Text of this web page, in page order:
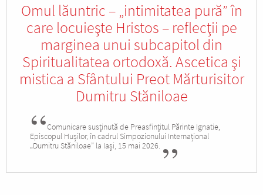
Omul lăuntric – „intimitatea pură” în
care locuieşte Hristos – reflecţii pe
marginea unui subcapitol din
Spiritualitatea ortodoxă. Ascetica şi
mistica a Sfântului Preot Mărturisitor
Dumitru Stăniloae
Comunicare susținută de Preasfințitul Părinte Ignatie,
Episcopul Hușilor, în cadrul Simpozionului Internațional
„Dumitru Stăniloae” la Iași, 15 mai 2026.